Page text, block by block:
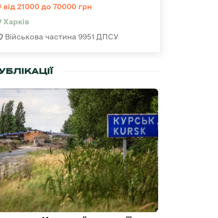
від 21000 до 70000 грн
Харків
Військова частина 9951 ДПСУ